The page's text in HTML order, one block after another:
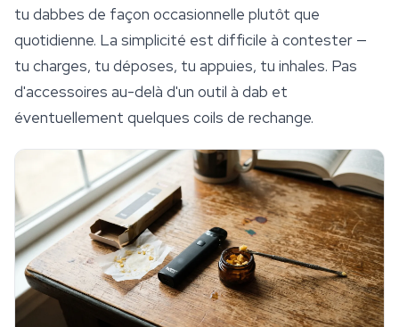
tu dabbes de façon occasionnelle plutôt que
quotidienne. La simplicité est difficile à contester —
tu charges, tu déposes, tu appuies, tu inhales. Pas
d'accessoires au-delà d'un outil à dab et
éventuellement quelques coils de rechange.